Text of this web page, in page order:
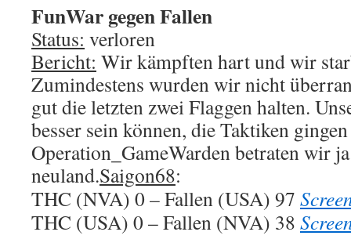
FunWar gegen Fallen
Status: verloren
Bericht: Wir kämpften hart und wir
Zumindestens wurden wir nicht
gut die letzten zwei Flaggen halten.
besser sein können, die Taktiken
Operation_GameWarden betraten wir
neuland.Saigon68:
THC (NVA) 0 – Fallen (USA) 97
THC (USA) 0 – Fallen (NVA) 38